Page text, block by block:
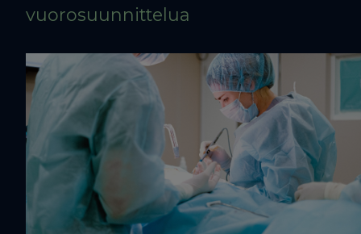
vuoro­suunnittelua